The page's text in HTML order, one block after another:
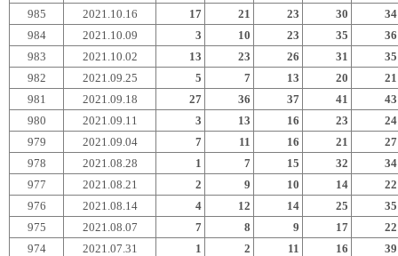
985
2021.10.16 17 21 23 30
34
984
2021.10.09 3 10 23 35
36
983
2021.10.02 13 23 26 31
35
982
2021.09.25 5 7 13 20
21
981
2021.09.18 27 36 37 41
43
980
2021.09.11 3 13 16 23
24
979
2021.09.04 7 11 16 21
27
978
2021.08.28 1 7 15 32
34
977
2021.08.21 2 9 10 14
22
976
2021.08.14 4 12 14 25
35
975
2021.08.07 7 8 9 17
22
974
2021.07.31 1 2 11 16
39